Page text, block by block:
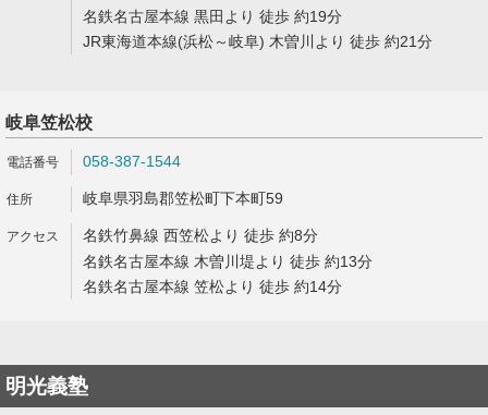
名鉄名古屋本線 黒田より 徒歩 約19分
JR東海道本線(浜松～岐阜) 木曽川より 徒歩 約21分
岐阜笠松校
058-387-1544
岐阜県羽島郡笠松町下本町59
名鉄竹鼻線 西笠松より 徒歩 約8分
名鉄名古屋本線 木曽川堤より 徒歩 約13分
名鉄名古屋本線 笠松より 徒歩 約14分
明光義塾